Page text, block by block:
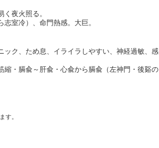
夜火照る。
室冷）、命門熱感。大巨。
ク、ため息、イライラしやすい、神経過敏、感
・膈兪～肝兪・心兪から膈兪（左神門・後谿の
す。